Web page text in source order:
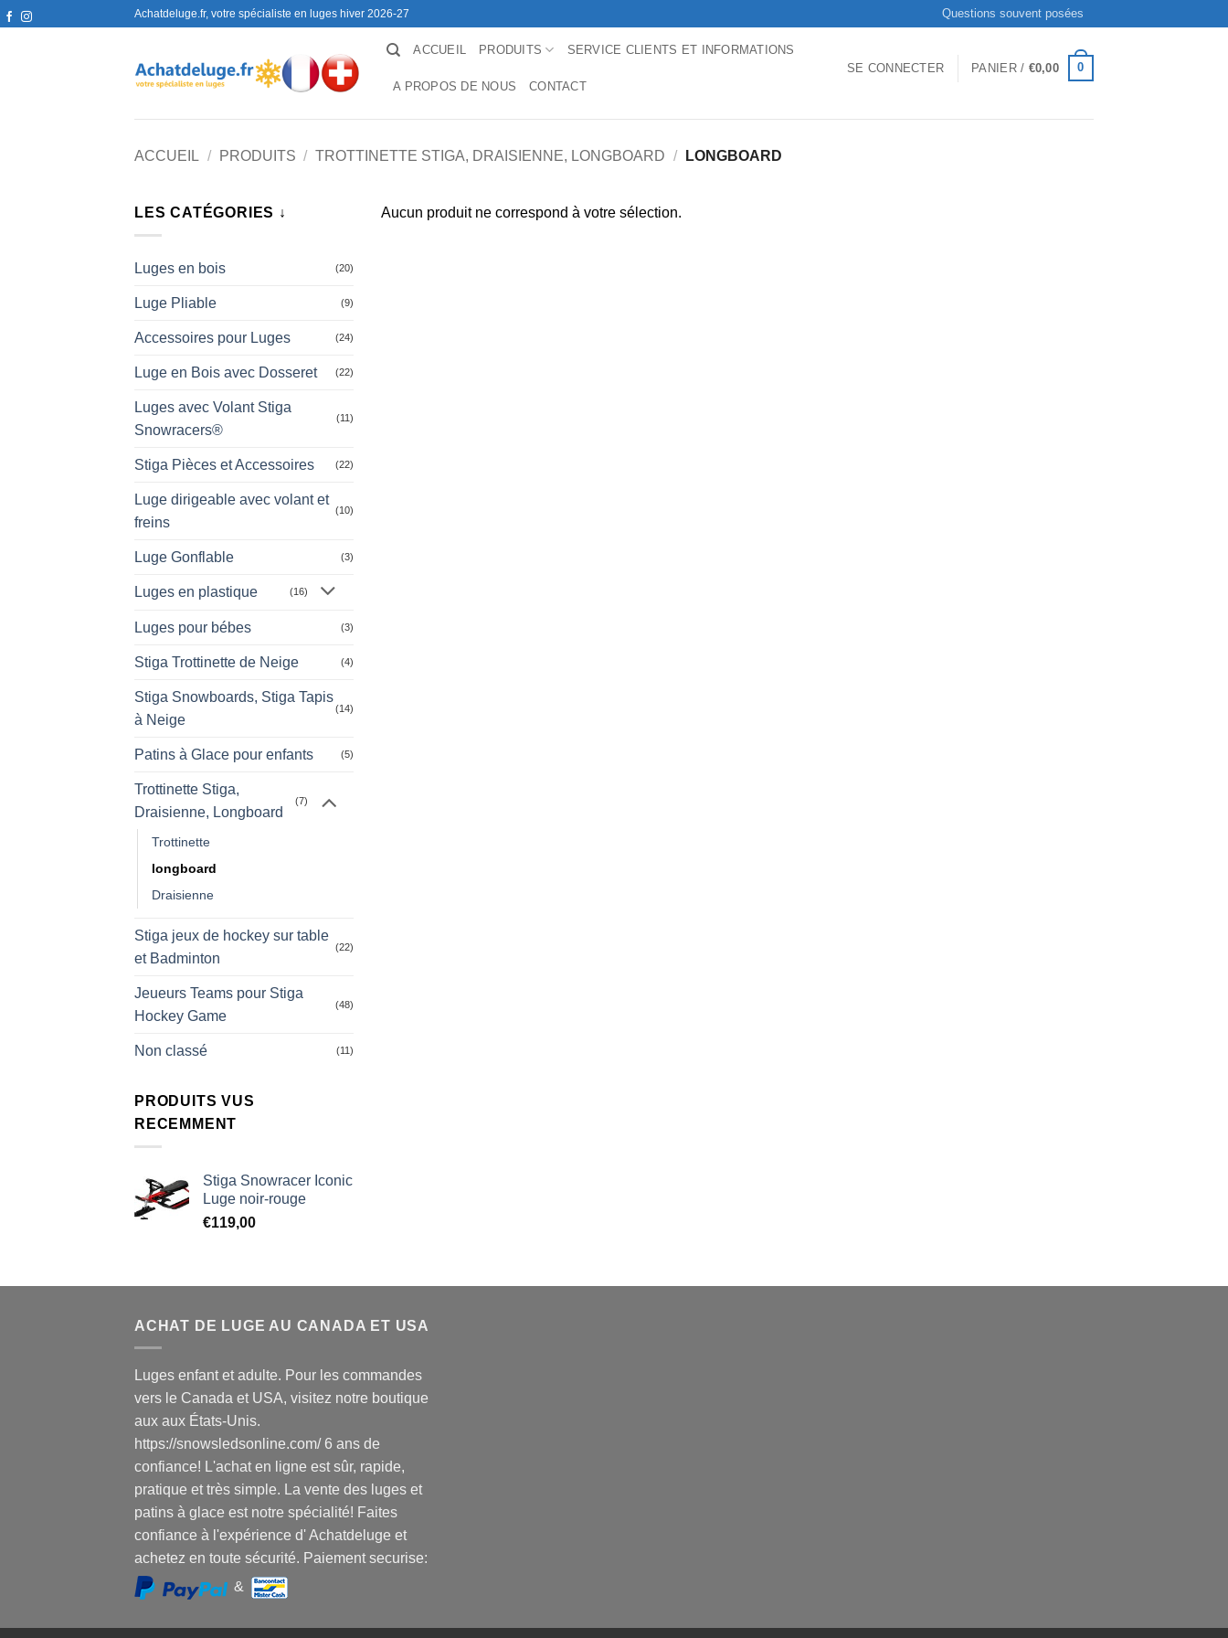
Passer
Achatdeluge.fr, votre spécialiste en luges hiver 2026-27 Questions souvent posées
ACCUEIL PRODUITS SERVICE CLIENTS ET INFORMATIONS
A PROPOS DE NOUS CONTACT
SE CONNECTER PANIER / €0,00 0
ACCUEIL / PRODUITS / TROTTINETTE STIGA, DRAISIENNE, LONGBOARD / LONGBOARD
LES CATÉGORIES ↓
Luges en bois (20)
Luge Pliable (9)
Accessoires pour Luges (24)
Luge en Bois avec Dosseret (22)
Luges avec Volant Stiga
Snowracers®
(11)
Stiga Pièces et Accessoires (22)
Luge dirigeable avec volant et
freins
(10)
Luge Gonflable (3)
Luges en plastique (16)
Luges pour bébes (3)
Stiga Trottinette de Neige (4)
Stiga Snowboards, Stiga Tapis
à Neige
(14)
Patins à Glace pour enfants (5)
Trottinette Stiga,
Draisienne, Longboard
(7)
Trottinette
longboard
Draisienne
Stiga jeux de hockey sur table
et Badminton
(22)
Jeueurs Teams pour Stiga
Hockey Game
(48)
Non classé (11)
PRODUITS VUS
RECEMMENT
Stiga Snowracer Iconic
Luge noir-rouge
€119,00
Aucun produit ne correspond à votre sélection.
ACHAT DE LUGE AU CANADA ET USA
Luges enfant et adulte. Pour les commandes
vers le Canada et USA, visitez notre boutique
aux aux États-Unis.
https://snowsledsonline.com/ 6 ans de
confiance! L'achat en ligne est sûr, rapide,
pratique et très simple. La vente des luges et
patins à glace est notre spécialité! Faites
confiance à l'expérience d' Achatdeluge et
achetez en toute sécurité. Paiement securise:
&